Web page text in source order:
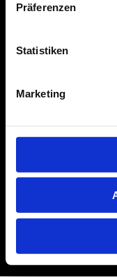
Präferenzen
Statistiken
Marketing